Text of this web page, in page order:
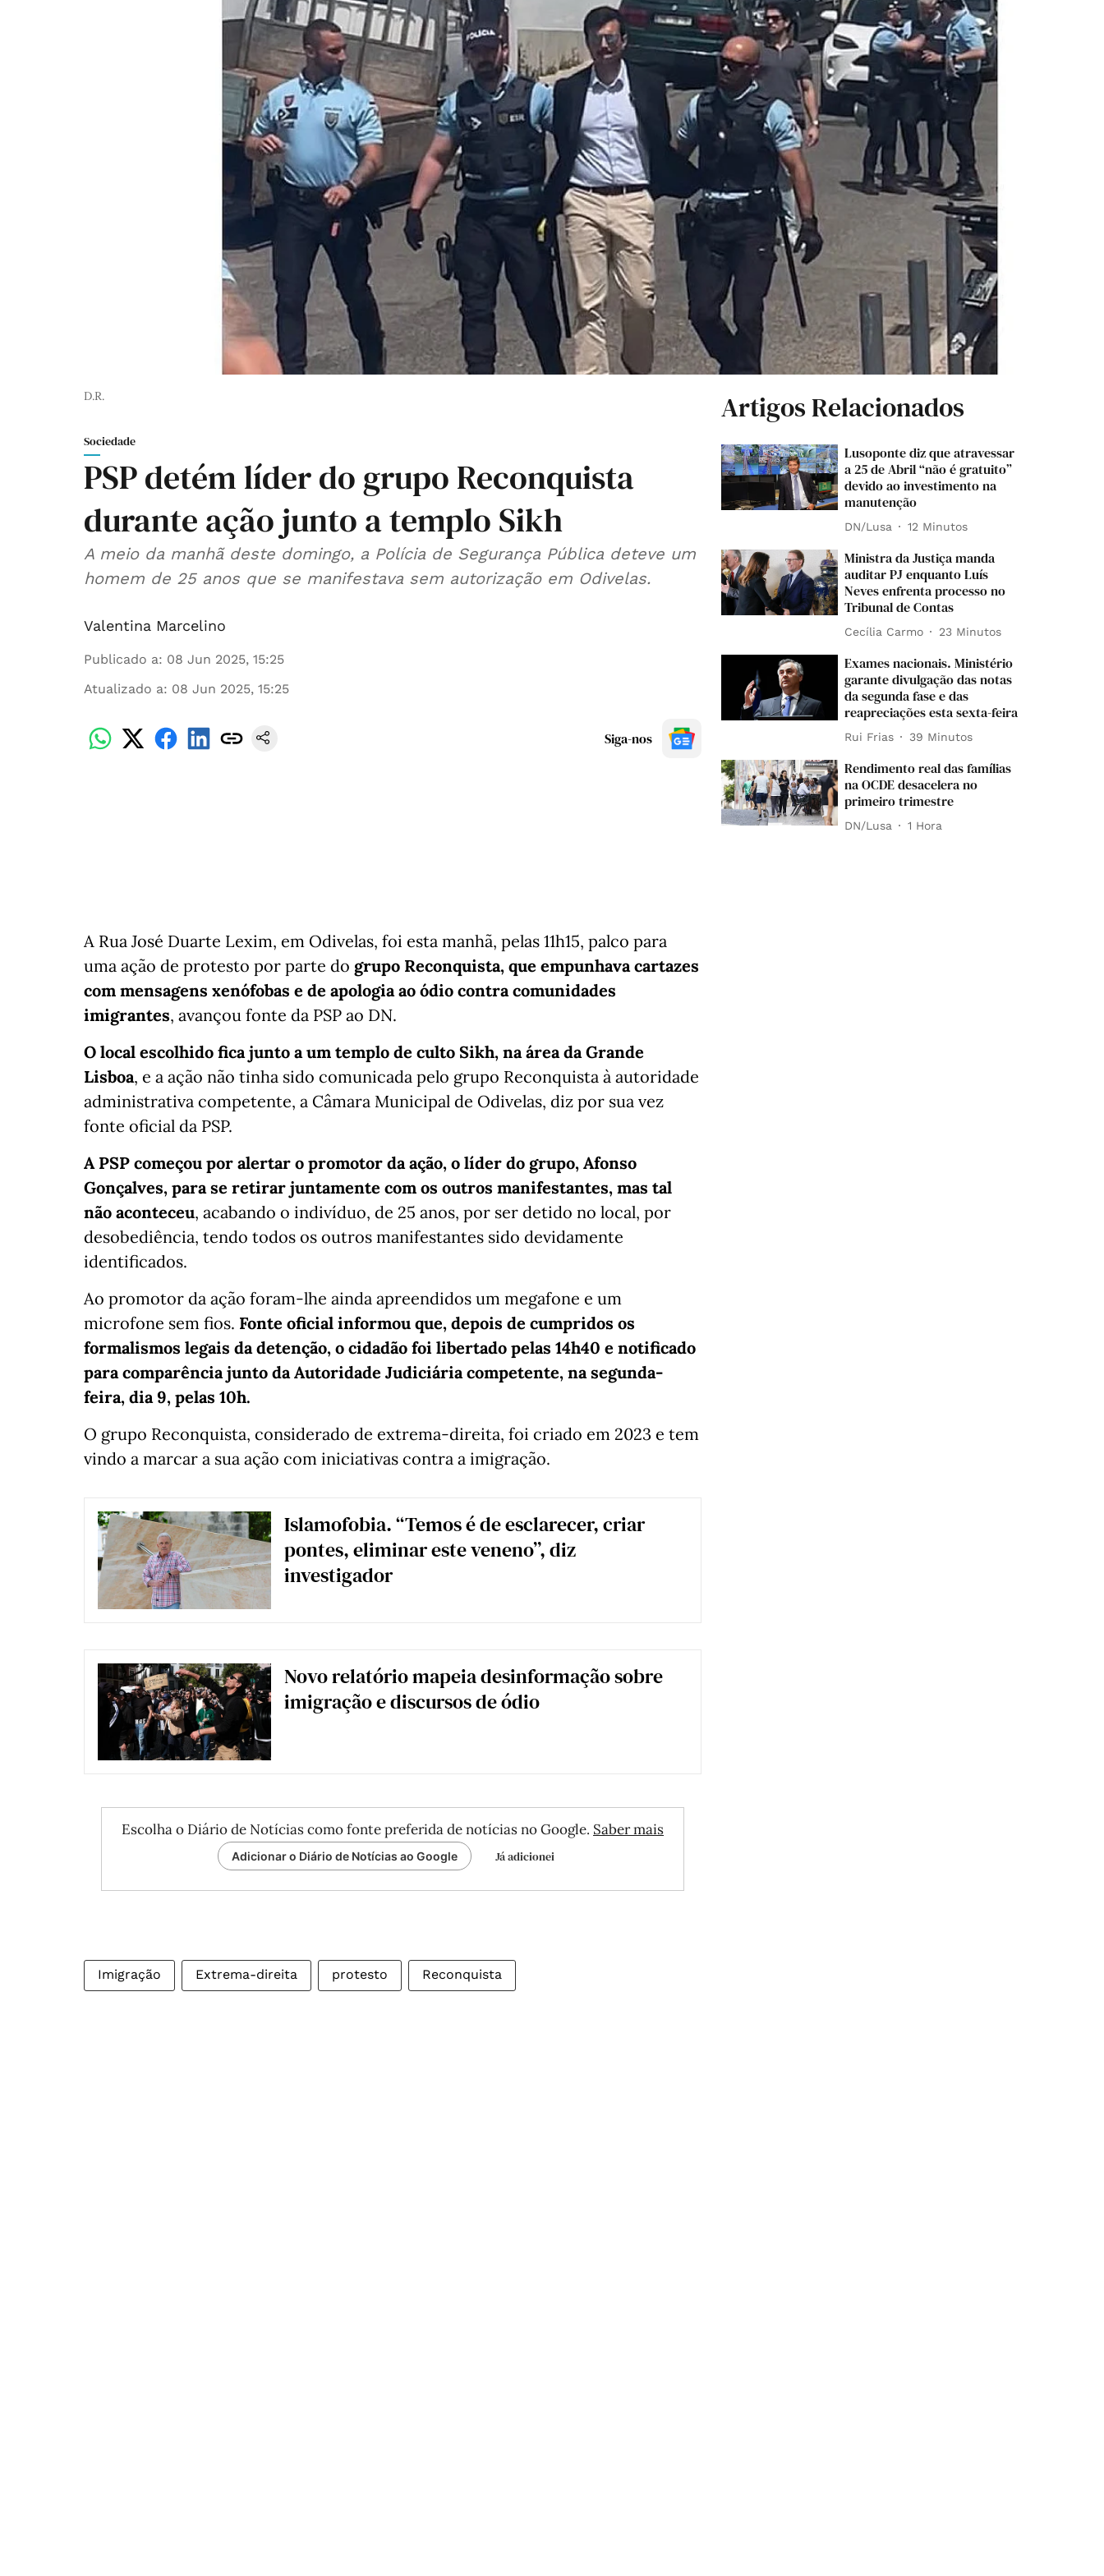
D.R.
Sociedade
PSP detém líder do grupo Reconquista
durante ação junto a templo Sikh
A meio da manhã deste domingo, a Polícia de Segurança Pública deteve um
homem de 25 anos que se manifestava sem autorização em Odivelas.
Valentina Marcelino
Publicado a: 08 Jun 2025, 15:25
Atualizado a: 08 Jun 2025, 15:25
Siga-nos
A Rua José Duarte Lexim, em Odivelas, foi esta manhã, pelas 11h15, palco para
uma ação de protesto por parte do grupo Reconquista, que empunhava cartazes
com mensagens xenófobas e de apologia ao ódio contra comunidades
imigrantes, avançou fonte da PSP ao DN.
O local escolhido fica junto a um templo de culto Sikh, na área da Grande
Lisboa, e a ação não tinha sido comunicada pelo grupo Reconquista à autoridade
administrativa competente, a Câmara Municipal de Odivelas, diz por sua vez
fonte oficial da PSP.
A PSP começou por alertar o promotor da ação, o líder do grupo, Afonso
Gonçalves, para se retirar juntamente com os outros manifestantes, mas tal
não aconteceu, acabando o indivíduo, de 25 anos, por ser detido no local, por
desobediência, tendo todos os outros manifestantes sido devidamente
identificados.
Ao promotor da ação foram-lhe ainda apreendidos um megafone e um
microfone sem fios. Fonte oficial informou que, depois de cumpridos os
formalismos legais da detenção, o cidadão foi libertado pelas 14h40 e notificado
para comparência junto da Autoridade Judiciária competente, na segunda-
feira, dia 9, pelas 10h.
O grupo Reconquista, considerado de extrema-direita, foi criado em 2023 e tem
vindo a marcar a sua ação com iniciativas contra a imigração.
Islamofobia. “Temos é de esclarecer, criar
pontes, eliminar este veneno”, diz
investigador
Novo relatório mapeia desinformação sobre
imigração e discursos de ódio
Escolha o Diário de Notícias como fonte preferida de notícias no Google. Saber mais
Adicionar o Diário de Notícias ao Google Já adicionei
Imigração Extrema-direita protesto Reconquista
Artigos Relacionados
Lusoponte diz que atravessar
a 25 de Abril “não é gratuito”
devido ao investimento na
manutenção
DN/Lusa 12 Minutos
Ministra da Justiça manda
auditar PJ enquanto Luís
Neves enfrenta processo no
Tribunal de Contas
Cecília Carmo 23 Minutos
Exames nacionais. Ministério
garante divulgação das notas
da segunda fase e das
reapreciações esta sexta-feira
Rui Frias 39 Minutos
Rendimento real das famílias
na OCDE desacelera no
primeiro trimestre
DN/Lusa 1 Hora